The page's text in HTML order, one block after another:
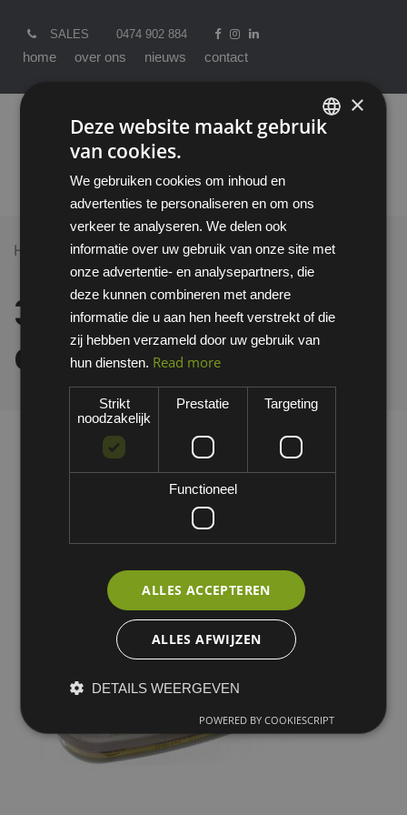
SALES 0474 902 884
home over ons nieuws contact
Home >All Products
3M 6059 gas- en dampfilter A1B1E1K1
3M 6059 gas- en
dampfilter A1B1E1K1
×
Deze website maakt gebruik
van cookies.
We gebruiken cookies om inhoud en
advertenties te personaliseren en om ons
verkeer te analyseren. We delen ook
informatie over uw gebruik van onze site met
onze advertentie- en analysepartners, die
deze kunnen combineren met andere
informatie die u aan hen heeft verstrekt of die
zij hebben verzameld door uw gebruik van
hun diensten. Read more
Strikt
noodzakelijk
Prestatie Targeting
Functioneel
ALLES ACCEPTEREN
ALLES AFWIJZEN
DETAILS WEERGEVEN
POWERED BY COOKIESCRIPT